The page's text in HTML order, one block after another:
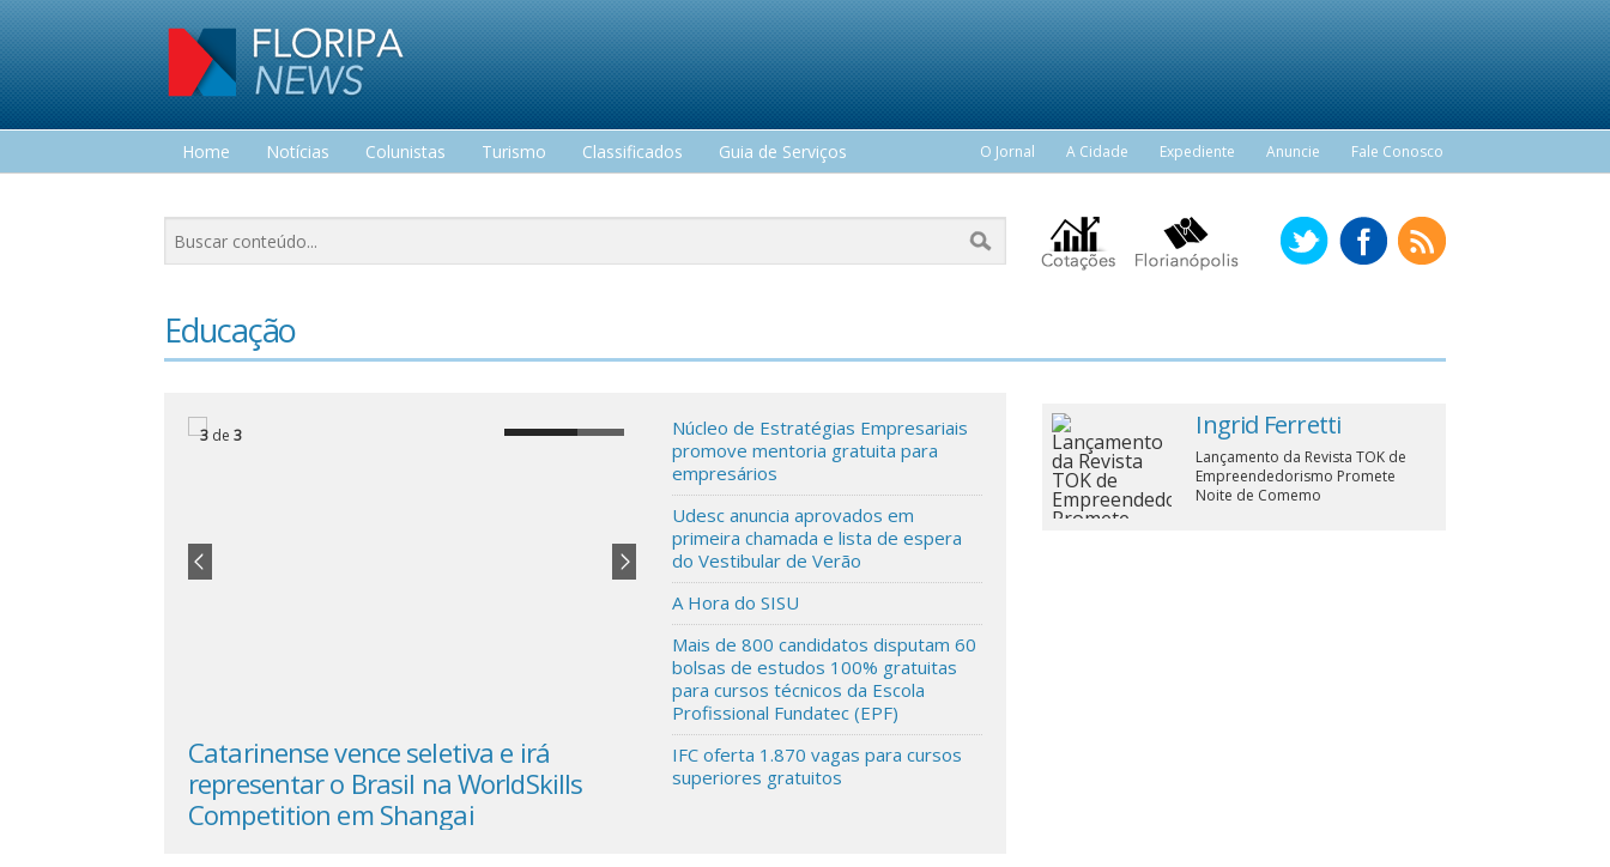
Home Notícias Colunistas Turismo Classificados
Guia de Serviços
O Jornal A Cidade Expediente Anuncie Fale Conosco
Educação
Catarinense vence seletiva e irá
representar o Brasil na WorldSkills
Competition em Shangai
UNICEF alerta que fechar escolas
novamente seria uma atitude
3 de3
Núcleo de Estratégias Empresariais
promove mentoria gratuita para
empresários
Udesc anuncia aprovados em
primeira chamada e lista de espera
do Vestibular de Verão
A Hora do SISU
Mais de 800 candidatos disputam 60
bolsas de estudos 100% gratuitas
para cursos técnicos da Escola
Profissional Fundatec (EPF)
IFC oferta 1.870 vagas para cursos
superiores gratuitos
Ingrid Ferretti
Lançamento da Revista TOK de
Empreendedorismo Promete
Noite de Comemo